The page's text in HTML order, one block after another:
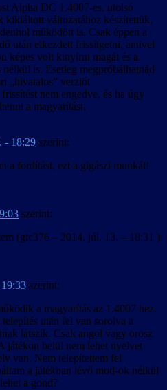
Alpha DC 1.4007-es, utolsó
kikiáltott változatához készítettük,
működött is. Csak éppen a
után elkezdett frissítgetni, amivel
képes volt kinyírni magát és a
nélkül is. Esetleg megpróbálhatnád
„hivatalos” verziót
nem engedve, és ha úgy
a magyarítást.
- 18:29 szerint:
a fordítást, ezt a gigászi munkát!
szerint:
(gtc376 – 2014. júl. 13. – 18:31 )
szerint:
a magyarítás az 1.4007 hez.
után fel van sorolva a
látszik. Csak angol vagy orosz
játékon belül nem lehet nyelvet
van. Nem telepítettem fel
a játékban lévő mod-ok nélkül
a gond?